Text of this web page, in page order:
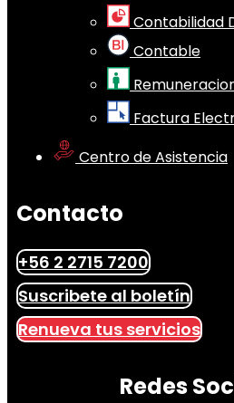
Contabilidad
Contable
Factura
Centro de Asistencia
Contacto
+56 2 2715 7200
Suscribete al boletín
Renueva tus servicios
Redes